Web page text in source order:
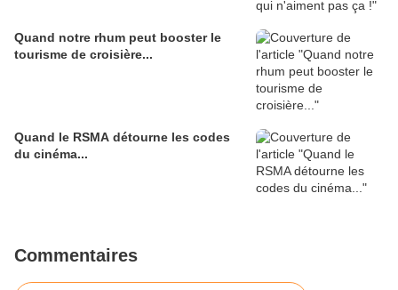
Quand notre rhum peut booster le
tourisme de croisière...
Quand le RSMA détourne les codes
du cinéma...
Commentaires